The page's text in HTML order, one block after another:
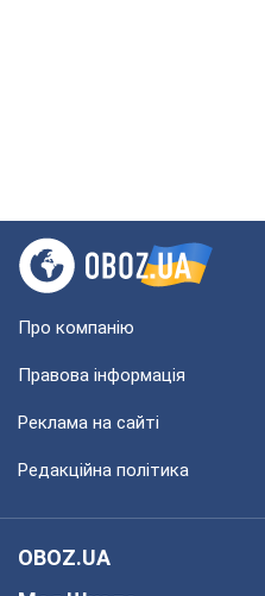
Про компанію
Правова інформація
Реклама на сайті
Редакційна політика
OBOZ.UA